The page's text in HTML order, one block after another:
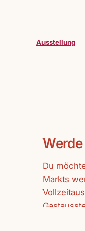
Ausstellung
Du
Markts